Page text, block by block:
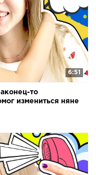
6:51
то
измениться няне